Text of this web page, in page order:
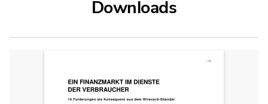
Downloads